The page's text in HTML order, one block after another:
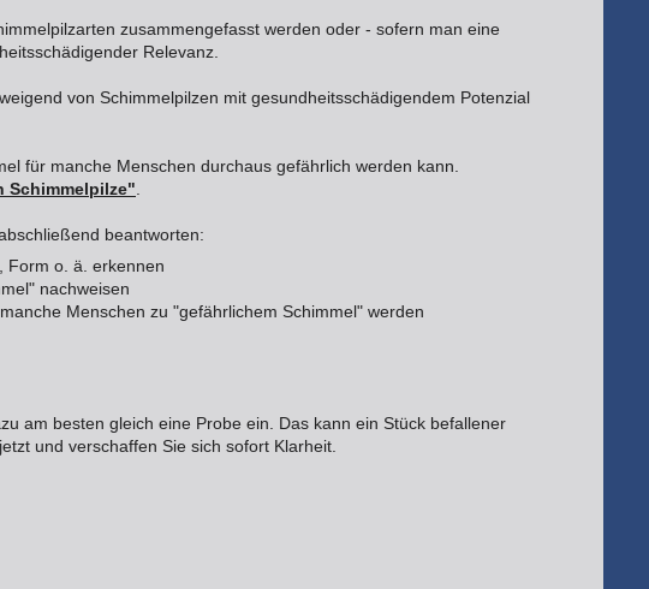
zusammengefasst werden oder - sofern man eine
Relevanz.
von Schimmelpilzen mit gesundheitsschädigendem Potenzial
für manche Menschen durchaus gefährlich werden kann.
Schimmelpilze"
beantworten:
Form o. ä. erkennen
nachweisen
Menschen zu "gefährlichem Schimmel" werden
am besten gleich eine Probe ein. Das kann ein Stück befallener
und verschaffen Sie sich sofort Klarheit.